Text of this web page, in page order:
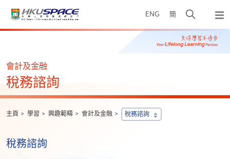
ENG 簡
開
搜
尋
彈
出
主
Main
會計及金融
稅務諮詢
主頁 學習 興趣範疇 會計及金融 稅務諮詢
稅務諮詢